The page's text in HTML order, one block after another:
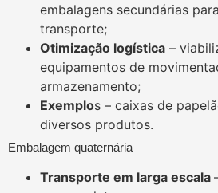
embalagens secundárias
transporte;
Otimização logística –
equipamentos de
armazenamento;
Exemplos – caixas de
diversos produtos.
Embalagem quaternária
Transporte em larga escala